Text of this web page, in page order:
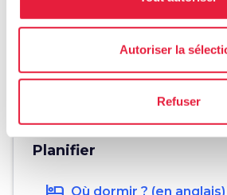
Autoriser la
Refuser
home Où
Foresta di Montesenario
Via di Montesenario,
Planifier
Où dormir ? (en anglais)